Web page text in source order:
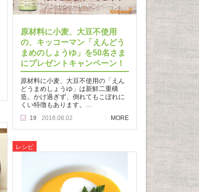
原材料に小麦、大豆不使用
の、キッコーマン「えんどう
まめのしょうゆ」を50名さま
にプレゼントキャンペーン！
原材料に小麦、大豆不使用の「えん
どうまめしょうゆ」は新鮮二重構
造。かけ過ぎず、倒れてもこぼれに
くい特徴もあります。…
19 2018.08.02 MORE
レシピ